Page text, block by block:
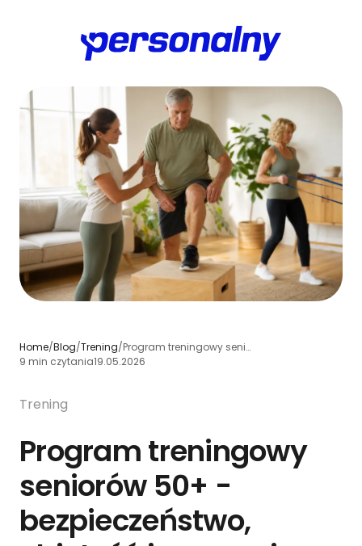
Home/Blog/Trening/
Program treningowy seniorów 50+ - bezpieczeństwo, objętość i progresja
9 min czytania19.05.2026
Trening
Program treningowy
seniorów 50+ -
bezpieczeństwo,